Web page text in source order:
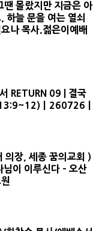
몰랐지만 지금은 아
늘 문을 여는 열쇠
나 목사.젊은이예배
RETURN 09 | 결국
ㅣ260726ㅣ
의장, 세종 꿈의교회 )
님이 이루신다 - 오산